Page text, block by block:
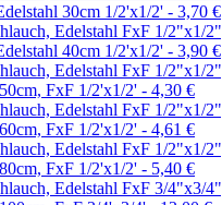
30cm 1/2'x1/2' - 3,70 €
40cm 1/2'x1/2' - 3,90 €
FxF 1/2'x1/2' - 4,30 €
FxF 1/2'x1/2' - 4,61 €
FxF 1/2'x1/2' - 5,40 €